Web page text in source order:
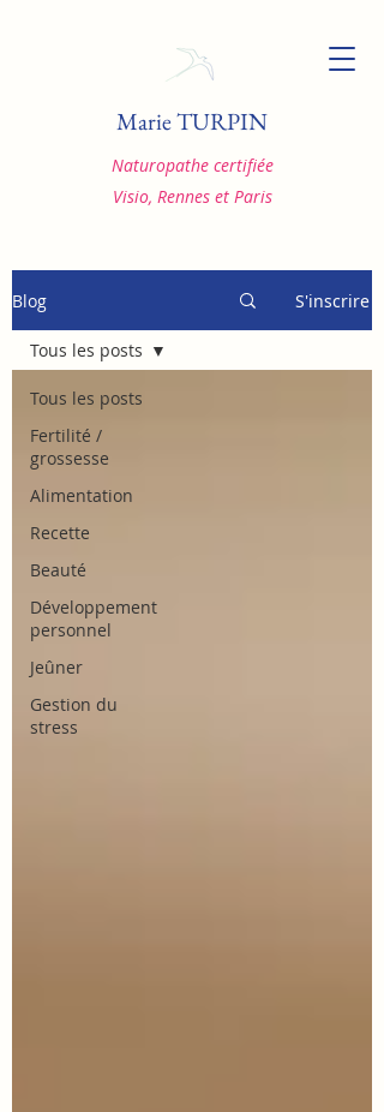
Marie TURPIN
Naturopathe certifiée
Visio, Rennes et Paris
Blog S'inscrire
Tous les posts
Fertilité /
grossesse
Alimentation
Recette
Beauté
Développement
personnel
Jeûner
Gestion du
stress
Tous les posts